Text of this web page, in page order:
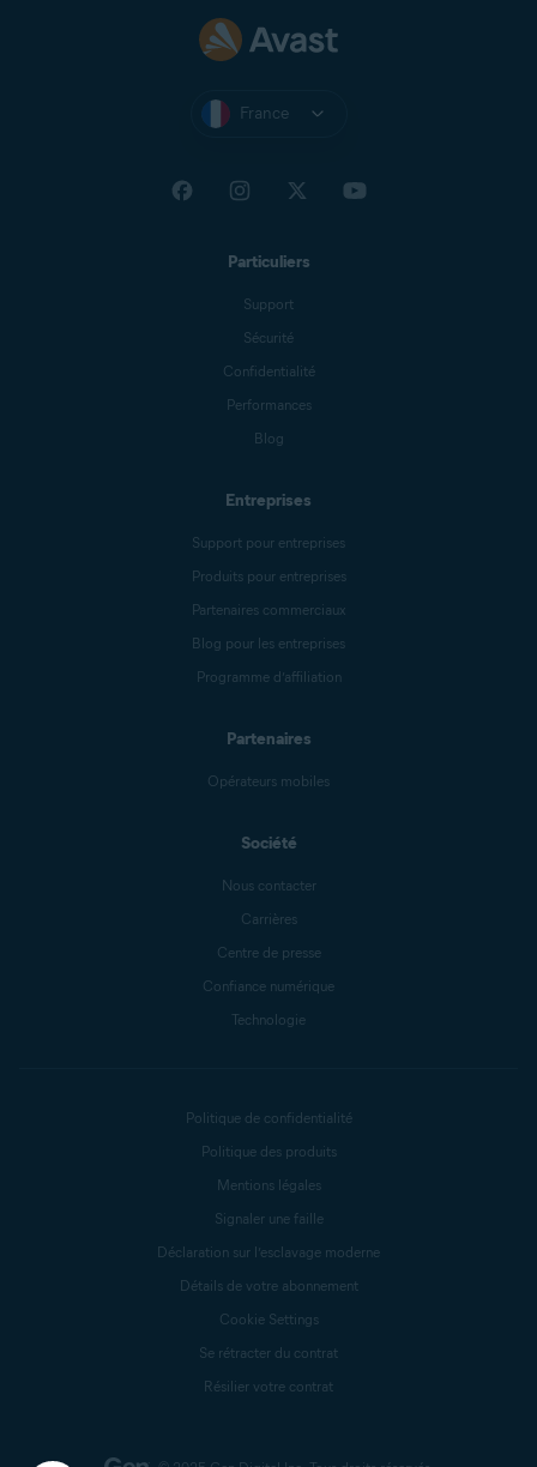
France
Particuliers
Support
Sécurité
Confidentialité
Performances
Blog
Entreprises
Support pour entreprises
Produits pour entreprises
Partenaires commerciaux
Blog pour les entreprises
Programme d’affiliation
Partenaires
Opérateurs mobiles
Société
Nous contacter
Carrières
Centre de presse
Confiance numérique
Technologie
Politique de confidentialité
Politique des produits
Mentions légales
Signaler une faille
Déclaration sur l’esclavage moderne
Détails de votre abonnement
Cookie Settings
Se rétracter du contrat
Résilier votre contrat